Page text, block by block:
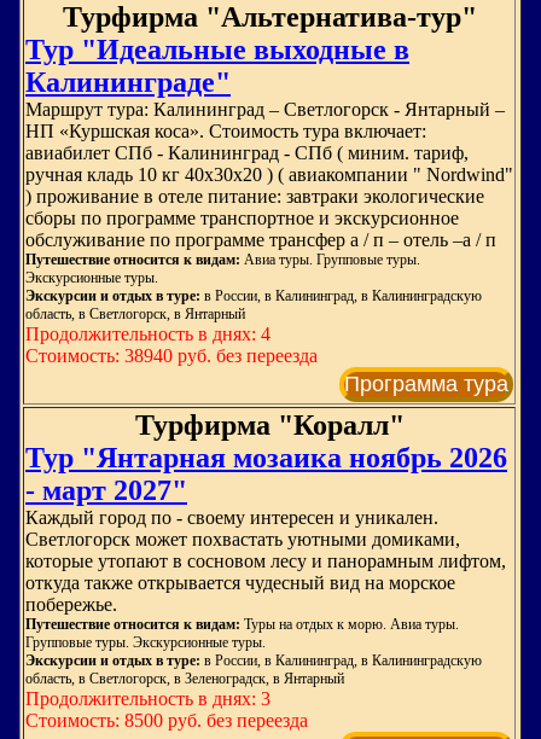
Турфирма "Альтернатива-тур"
Тур "Идеальные выходные в
Калининграде"
Маршрут тура: Калининград – Светлогорск - Янтарный –
НП «Куршская коса». Стоимость тура включает:
авиабилет СПб - Калининград - СПб ( миним. тариф,
ручная кладь 10 кг 40х30х20 ) ( авиакомпании " Nordwind"
) проживание в отеле питание: завтраки экологические
сборы по программе транспортное и экскурсионное
обслуживание по программе трансфер а / п – отель –а / п
Путешествие относится к видам: Авиа туры. Групповые туры.
Экскурсионные туры.
Экскурсии и отдых в туре: в России, в Калининград, в Калининградскую
область, в Светлогорск, в Янтарный
Продолжительность в днях: 4
Стоимость: 38940 руб. без переезда
Программа тура
Турфирма "Коралл"
Тур "Янтарная мозаика ноябрь 2026
- март 2027"
Каждый город по - своему интересен и уникален.
Светлогорск может похвастать уютными домиками,
которые утопают в сосновом лесу и панорамным лифтом,
откуда также открывается чудесный вид на морское
побережье.
Путешествие относится к видам: Туры на отдых к морю. Авиа туры.
Групповые туры. Экскурсионные туры.
Экскурсии и отдых в туре: в России, в Калининград, в Калининградскую
область, в Светлогорск, в Зеленоградск, в Янтарный
Продолжительность в днях: 3
Стоимость: 8500 руб. без переезда